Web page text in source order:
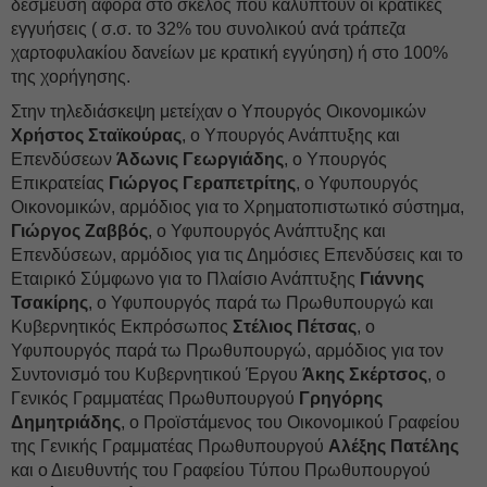
δέσμευση αφορά στο σκέλος που καλύπτουν οι κρατικές
εγγυήσεις ( σ.σ. το 32% του συνολικού ανά τράπεζα
χαρτοφυλακίου δανείων με κρατική εγγύηση) ή στο 100%
της χορήγησης.
Στην τηλεδιάσκεψη μετείχαν ο Υπουργός Οικονομικών
Χρήστος Σταϊκούρας, ο Υπουργός Ανάπτυξης και
Επενδύσεων Άδωνις Γεωργιάδης, ο Υπουργός
Επικρατείας Γιώργος Γεραπετρίτης, ο Υφυπουργός
Οικονομικών, αρμόδιος για το Χρηματοπιστωτικό σύστημα,
Γιώργος Ζαββός, ο Υφυπουργός Ανάπτυξης και
Επενδύσεων, αρμόδιος για τις Δημόσιες Επενδύσεις και το
Εταιρικό Σύμφωνο για το Πλαίσιο Ανάπτυξης Γιάννης
Τσακίρης, ο Υφυπουργός παρά τω Πρωθυπουργώ και
Κυβερνητικός Εκπρόσωπος Στέλιος Πέτσας, ο
Υφυπουργός παρά τω Πρωθυπουργώ, αρμόδιος για τον
Συντονισμό του Κυβερνητικού Έργου Άκης Σκέρτσος, ο
Γενικός Γραμματέας Πρωθυπουργού Γρηγόρης
Δημητριάδης, ο Προϊστάμενος του Οικονομικού Γραφείου
της Γενικής Γραμματέας Πρωθυπουργού Αλέξης Πατέλης
και ο Διευθυντής του Γραφείου Τύπου Πρωθυπουργού